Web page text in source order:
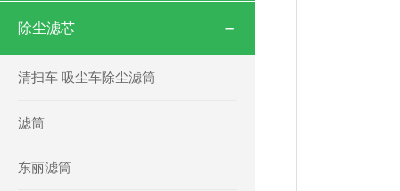
除尘滤芯
清扫车 吸尘车除尘滤筒
滤筒
东丽滤筒